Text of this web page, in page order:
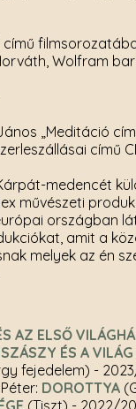
című
Wolfram
„Meditáció
című
medencét
művészeti
országban
amit a
melyek az én
AZ ELSŐ
ÉS A VILÁG
fejedelem) -
DOROTTYA
(Tiszt) - 2022/